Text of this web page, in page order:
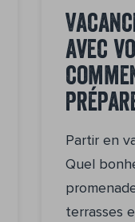
avec
Partir en
Quel
terrasses